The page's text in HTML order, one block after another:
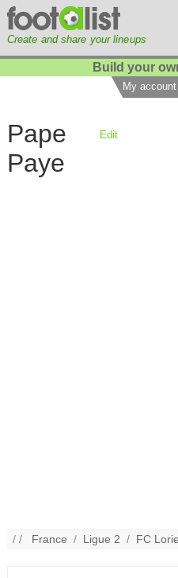
Create and share your lineups
Build your
My account
Pape
Paye
Edit
/ / France / Ligue 2 / FC